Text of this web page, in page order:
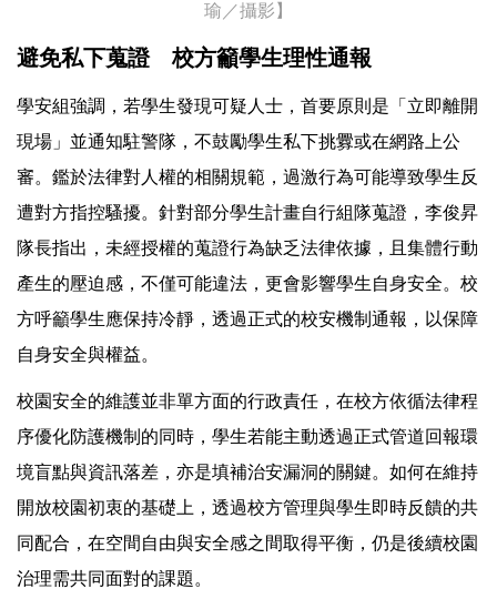
瑜／攝影】
避免私下蒐證 校方籲學生理性通報
學安組強調，若學生發現可疑人士，首要原則是「立即離開
現場」並通知駐警隊，不鼓勵學生私下挑釁或在網路上公
審。鑑於法律對人權的相關規範，過激行為可能導致學生反
遭對方指控騷擾。針對部分學生計畫自行組隊蒐證，李俊昇
隊長指出，未經授權的蒐證行為缺乏法律依據，且集體行動
產生的壓迫感，不僅可能違法，更會影響學生自身安全。校
方呼籲學生應保持冷靜，透過正式的校安機制通報，以保障
自身安全與權益。
校園安全的維護並非單方面的行政責任，在校方依循法律程
序優化防護機制的同時，學生若能主動透過正式管道回報環
境盲點與資訊落差，亦是填補治安漏洞的關鍵。如何在維持
開放校園初衷的基礎上，透過校方管理與學生即時反饋的共
同配合，在空間自由與安全感之間取得平衡，仍是後續校園
治理需共同面對的課題。